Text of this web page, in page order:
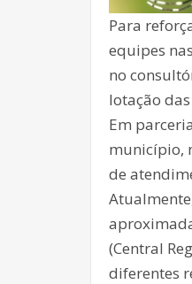
Para
equipes
no
lotação
Em
município,
de
(Central
diferentes